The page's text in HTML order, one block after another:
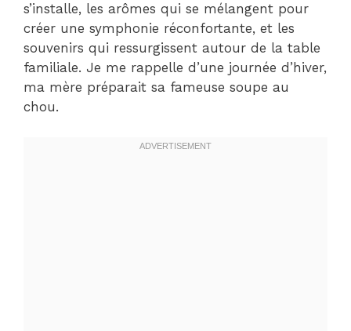
s’installe, les arômes qui se mélangent pour
créer une symphonie réconfortante, et les
souvenirs qui ressurgissent autour de la table
familiale. Je me rappelle d’une journée d’hiver,
ma mère préparait sa fameuse soupe au
chou.